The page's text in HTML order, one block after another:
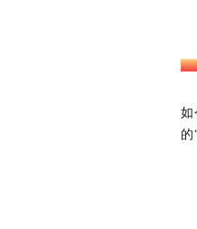
全
如
的